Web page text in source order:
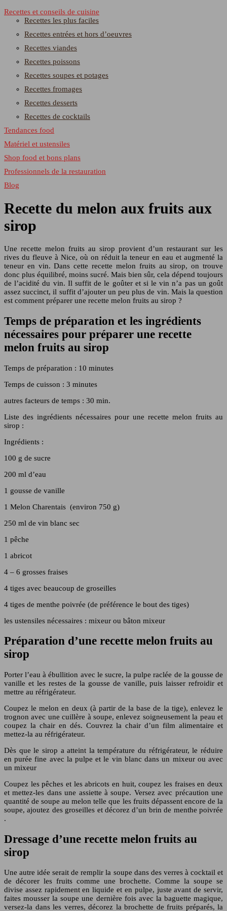
Recettes et conseils de cuisine
Recettes les plus faciles
Recettes entrées et hors d’oeuvres
Recettes viandes
Recettes poissons
Recettes soupes et potages
Recettes fromages
Recettes desserts
Recettes de cocktails
Tendances food
Matériel et ustensiles
Shop food et bons plans
Professionnels de la restauration
Blog
Recette du melon aux fruits aux
sirop
Une recette melon fruits au sirop provient d’un restaurant sur les
rives du fleuve à Nice, où on réduit la teneur en eau et augmenté la
teneur en vin. Dans cette recette melon fruits au sirop, on trouve
donc plus équilibré, moins sucré. Mais bien sûr, cela dépend toujours
de l’acidité du vin. Il suffit de le goûter et si le vin n’a pas un goût
assez succinct, il suffit d’ajouter un peu plus de vin. Mais la question
est comment préparer une recette melon fruits au sirop ?
Temps de préparation et les ingrédients
nécessaires pour préparer une recette
melon fruits au sirop
Temps de préparation : 10 minutes
Temps de cuisson : 3 minutes
autres facteurs de temps : 30 min.
Liste des ingrédients nécessaires pour une recette melon fruits au
sirop :
Ingrédients :
100 g de sucre
200 ml d’eau
1 gousse de vanille
1 Melon Charentais (environ 750 g)
250 ml de vin blanc sec
1 pêche
1 abricot
4 – 6 grosses fraises
4 tiges avec beaucoup de groseilles
4 tiges de menthe poivrée (de préférence le bout des tiges)
les ustensiles nécessaires : mixeur ou bâton mixeur
Préparation d’une recette melon fruits au
sirop
Porter l’eau à ébullition avec le sucre, la pulpe raclée de la gousse de
vanille et les restes de la gousse de vanille, puis laisser refroidir et
mettre au réfrigérateur.
Coupez le melon en deux (à partir de la base de la tige), enlevez le
trognon avec une cuillère à soupe, enlevez soigneusement la peau et
coupez la chair en dés. Couvrez la chair d’un film alimentaire et
mettez-la au réfrigérateur.
Dès que le sirop a atteint la température du réfrigérateur, le réduire
en purée fine avec la pulpe et le vin blanc dans un mixeur ou avec
un mixeur
Coupez les pêches et les abricots en huit, coupez les fraises en deux
et mettez-les dans une assiette à soupe. Versez avec précaution une
quantité de soupe au melon telle que les fruits dépassent encore de la
soupe, ajoutez des groseilles et décorez d’un brin de menthe poivrée
.
Dressage d’une recette melon fruits au
sirop
Une autre idée serait de remplir la soupe dans des verres à cocktail et
de décorer les fruits comme une brochette. Comme la soupe se
divise assez rapidement en liquide et en pulpe, juste avant de servir,
faites mousser la soupe une dernière fois avec la baguette magique,
versez-la dans les verres, décorez la brochette de fruits préparés, la